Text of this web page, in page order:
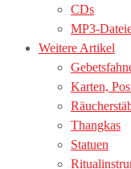
CDs
MP3-
Weitere Artikel
Karten,
Thangkas
Statuen